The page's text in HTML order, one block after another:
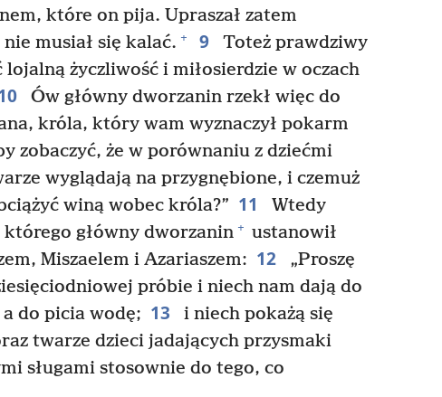
które on pija. Upraszał zatem
musiał się kalać. + 9
Toteż prawdziwy
lojalną życzliwość i miłosierdzie w oczach
Ów główny dworzanin rzekł więc do
króla, który wam wyznaczył pokarm
zobaczyć, że w porównaniu z dziećmi
wyglądają na przygnębione, i czemuż
winą wobec króla?” 11
Wtedy
główny dworzanin + ustanowił
Miszaelem i Azariaszem: 12
„Proszę
próbie i niech nam dają do
a do picia wodę; 13
i niech pokażą się
twarze dzieci jadających przysmaki
sługami stosownie do tego, co